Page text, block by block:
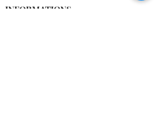
INFORMATIONS